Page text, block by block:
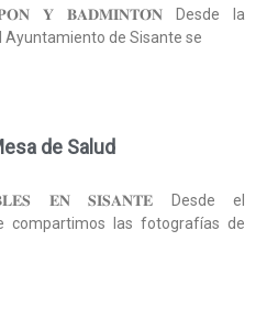
𝐘 𝐁𝐀𝐃𝐌𝐈𝐍𝐓𝐎́𝐍 Desde la
Ayuntamiento de Sisante se
de Salud
𝐄𝐍 𝐒𝐈𝐒𝐀𝐍𝐓𝐄 Desde el
compartimos las fotografías de